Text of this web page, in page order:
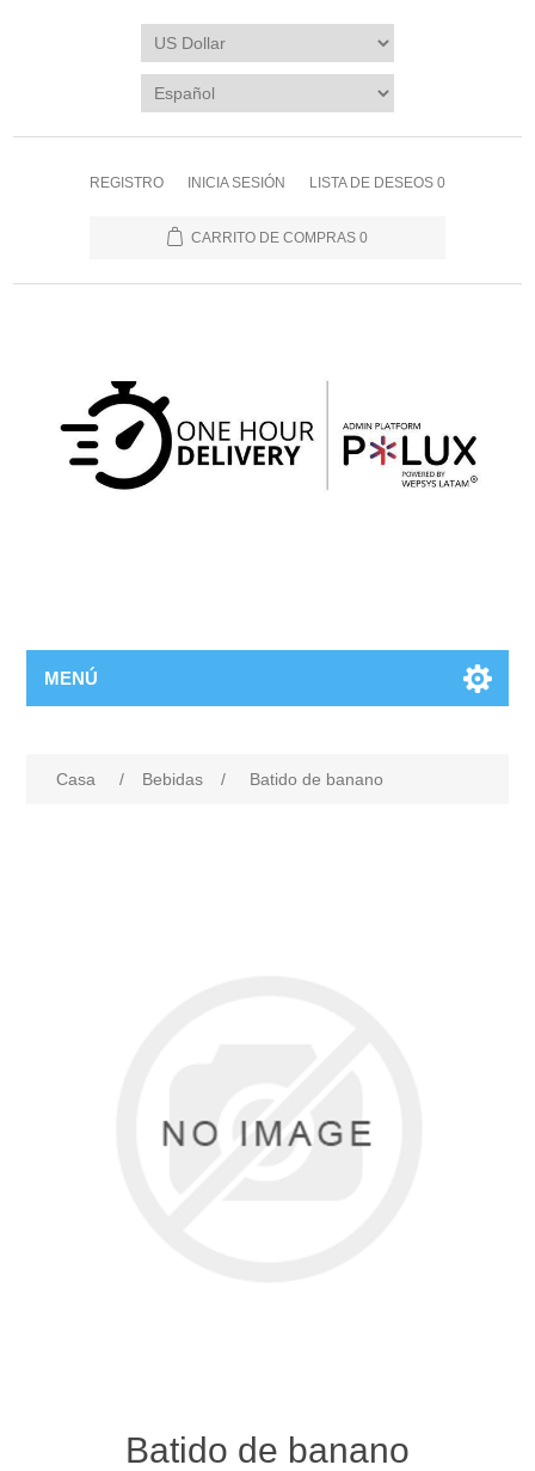
REGISTRO INICIA SESIÓN LISTA DE DESEOS 0
CARRITO DE COMPRAS 0
MENÚ
Casa / Bebidas / Batido de banano
Batido de banano